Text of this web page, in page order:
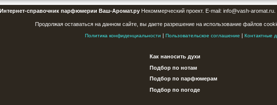
Интернет-справочник парфюмерии Ваш-Аромат.руНекоммерческий проект. E-mail: info@vash-
Продолжая оставаться на данном сайте, вы даете разрешение на использование файлов
Политика конфиденциальности | Пользовательское соглашение | Контактные
Как наносить духи
Подбор по нотам
Подбор по парфюмерам
Подбор по погоде